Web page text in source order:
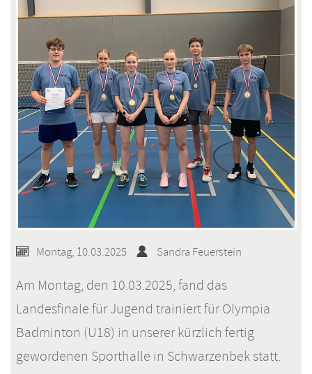
Goubing“
der
französischsprachigen
Schweiz
Montag, 10.03.2025 Sandra Feuerstein
Am Montag, den 10.03.2025, fand das
Landesfinale für Jugend trainiert für Olympia
Badminton (U18) in unserer kürzlich fertig
gewordenen Sporthalle in Schwarzenbek statt.